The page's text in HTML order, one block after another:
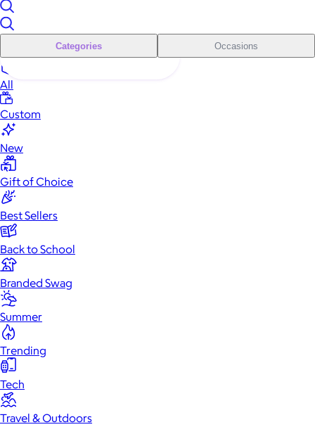
Categories Occasions
All
Custom
New
Gift of Choice
Best Sellers
Back to School
Branded Swag
Summer
Trending
Tech
Travel & Outdoors